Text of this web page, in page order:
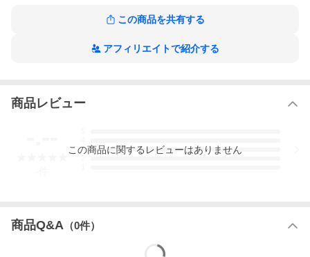
この商品を共有する
アフィリエイトで紹介する
商品レビュー
3
この商品に関するレビューはありません
商品Q&A （0件）